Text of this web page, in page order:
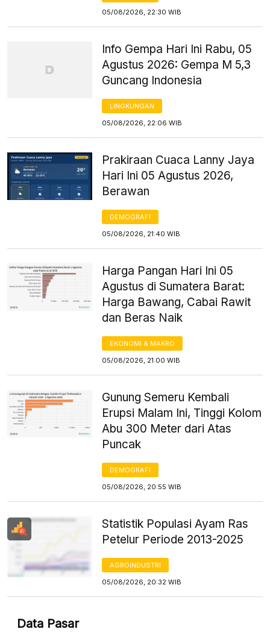
05/08/2026, 22:30 WIB
Info Gempa Hari Ini Rabu, 05
Agustus 2026: Gempa M 5,3
Guncang Indonesia
LINGKUNGAN
05/08/2026, 22:06 WIB
Prakiraan Cuaca Lanny Jaya
Hari Ini 05 Agustus 2026,
Berawan
DEMOGRAFI
05/08/2026, 21:40 WIB
Harga Pangan Hari Ini 05
Agustus di Sumatera Barat:
Harga Bawang, Cabai Rawit
dan Beras Naik
EKONOMI & MAKRO
05/08/2026, 21:00 WIB
Gunung Semeru Kembali
Erupsi Malam Ini, Tinggi Kolom
Abu 300 Meter dari Atas
Puncak
DEMOGRAFI
05/08/2026, 20:55 WIB
Statistik Populasi Ayam Ras
Petelur Periode 2013-2025
AGROINDUSTRI
05/08/2026, 20:32 WIB
Data Pasar